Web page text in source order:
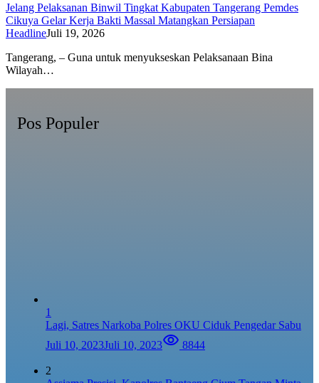
Jelang Pelaksanan Binwil Tingkat Kabupaten Tangerang Pemdes
Cikuya Gelar Kerja Bakti Massal Matangkan Persiapan
HeadlineJuli 19, 2026
Tangerang, – Guna untuk menyukseskan Pelaksanaan Bina
Wilayah…
Pos Populer
1
Lagi, Satres Narkoba Polres OKU Ciduk Pengedar Sabu
Juli 10, 2023Juli 10, 2023 8844
2